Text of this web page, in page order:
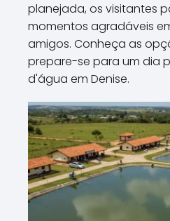
planejada, os visitantes
momentos agradáveis
amigos. Conheça as
prepare-se para um dia
d'água em Denise.